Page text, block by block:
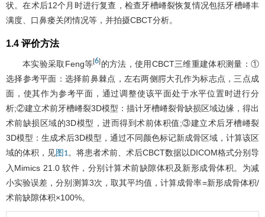
状。在术后12个月时进行复查，检查牙槽嵴裂恢复情况包括牙槽嵴丰
满度、口鼻瘘关闭情况等，并拍摄CBCT分析。
1.4 评价方法
本实验采取Feng等[6] 的方法，使用CBCT三维重建体积测量：①
选择参考平面：选择前鼻棘点，左右两侧腭大孔作为标志点，三点成
面，使其作为参考平面，通过调整使该平面处于水平位置时进行分
析;②建立术前牙槽嵴裂3D模型：描计牙槽嵴裂骨缺损区域边缘，得出
术前缺损区域的3D模型，进而得到术前体积值;③建立术后牙槽嵴裂
3D模型：生成术后3D模型，通过不同颜色标记新成骨区域，计算该区
域的体积，见图1。将患者术前、术后CBCT数据以DICOM格式分别导
入Mimics 21.0 软件，分别计算术前缺隙体积及新形成骨体积。为减
小实验误差，分别测算3次，取其平均值，计算成骨率=新形成骨体积/
术前缺隙体积×100%。